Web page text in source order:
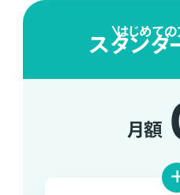
はじめて
スタンダ
月額